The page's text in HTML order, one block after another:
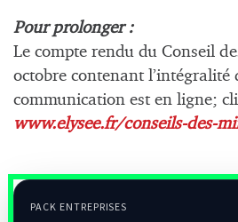
Pour prolonger :
Le compte rendu du Conseil
octobre contenant l’intégralité
communication est en ligne;
www.elysee.fr/conseils-des-
PACK ENTREPRISES